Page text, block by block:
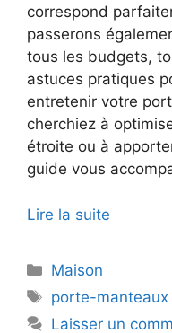
correspond
passerons
tous les budgets,
astuces pratiques
entretenir votre
cherchiez à
étroite ou à
guide vous
Lire la suite
Catégories
Maison
Étiquettes
porte-manteaux
Laisser un